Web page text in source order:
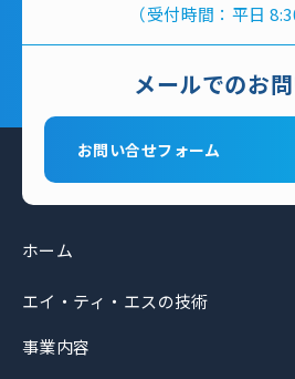
（受付時間：平日
メールでのお
お問い合せフォーム
ホーム
エイ・ティ・エスの技術
事業内容